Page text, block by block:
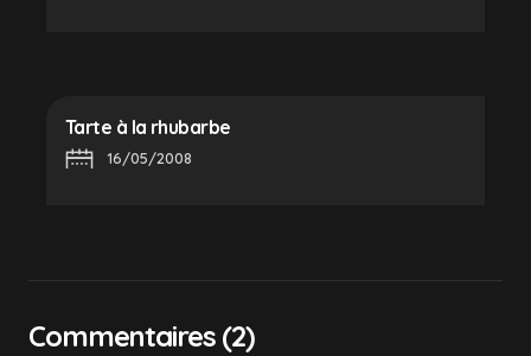
Tarte à la rhubarbe
16/05/2008
Commentaires (2)